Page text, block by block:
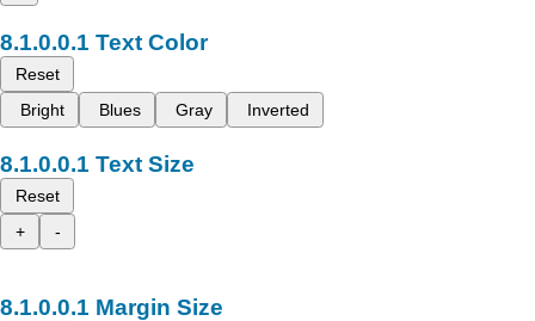
Text Color
Reset
Bright
Blues Gray Inverted
Text Size
Reset
+
-
Margin Size